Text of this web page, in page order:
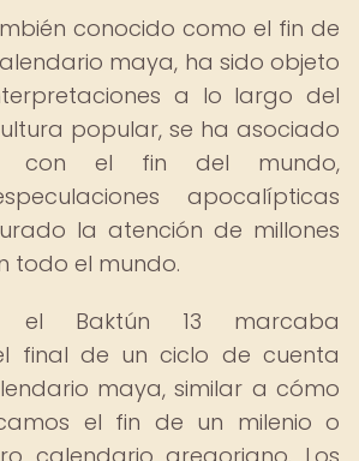
conocido como el fin de
maya, ha sido objeto
a lo largo del
popular, se ha asociado
con el fin del mundo,
apocalípticas
la atención de millones
todo el mundo.
el Baktún 13 marcaba
final de un ciclo de cuenta
maya, similar a cómo
el fin de un milenio o